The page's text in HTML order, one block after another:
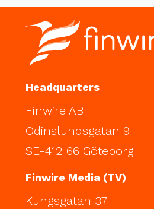
Headquarters
Finwire AB
Odinslundsgatan 9
SE-412 66 Göteborg
Finwire Media (TV)
Kungsgatan 37